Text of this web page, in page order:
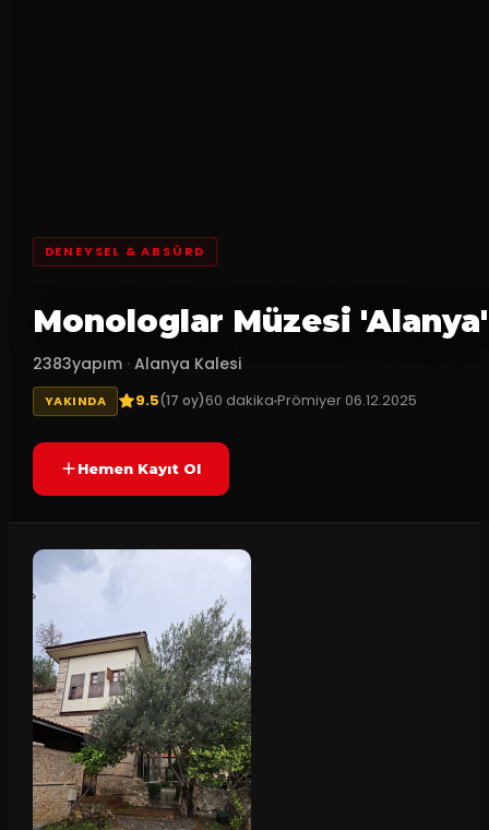
DENEYSEL & ABSÜRD
Monologlar Müzesi 'Alanya'
2383yapım · Alanya Kalesi
YAKINDA 9.5(17 oy)60 dakikaPrömiyer 06.12.2025
Hemen Kayıt Ol